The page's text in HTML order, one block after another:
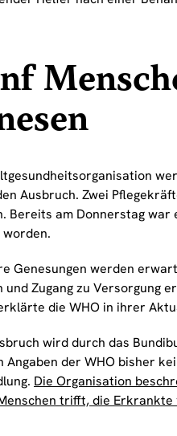
Ausbruch. Zwei
Bereits am Donnerstag
Genesungen werden
und Zugang zu Versorgung
die WHO in ihrer
wird durch das
Angaben der WHO bisher
Die Organisation
trifft, die Erkrankte